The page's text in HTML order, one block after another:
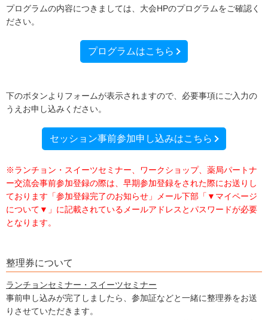
プログラムの内容につきましては、大会HPのプログラムをご確認く
ださい。
プログラムはこちら
下のボタンよりフォームが表示されますので、必要事項にご入力の
うえお申し込みください。
セッション事前参加申し込みはこちら
※ランチョン・スイーツセミナー、ワークショップ、薬局パートナ
ー交流会事前参加登録の際は、早期参加登録をされた際にお送りし
ております「参加登録完了のお知らせ」メール下部「▼マイページ
について▼」に記載されているメールアドレスとパスワードが必要
となります。
整理券について
ランチョンセミナー・スイーツセミナー
事前申し込みが完了しましたら、参加証などと一緒に整理券をお送
りさせていただきます。